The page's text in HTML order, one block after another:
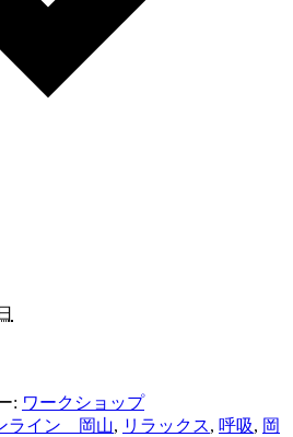
: ワークショップ
ライン 岡山, リラックス, 呼吸, 岡